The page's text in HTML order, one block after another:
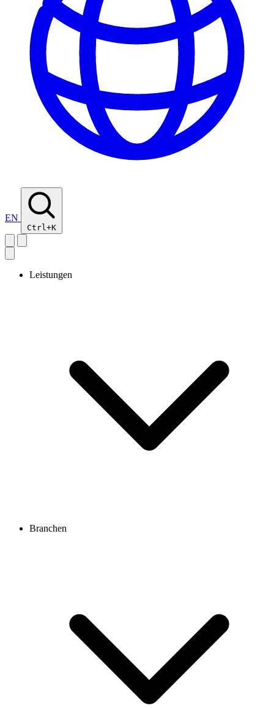
EN
Ctrl+K
Leistungen
Branchen